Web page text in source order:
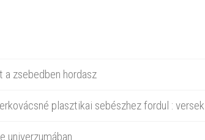
a zsebedben hordasz
plasztikai sebészhez fordul : versek
univerzumában